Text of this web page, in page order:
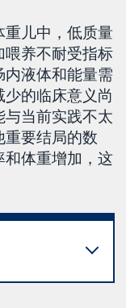
儿中，低质量
喂养不耐受指标
液体和能量需
的临床意义尚
当前实践不太
要结局的数
和体重增加，这